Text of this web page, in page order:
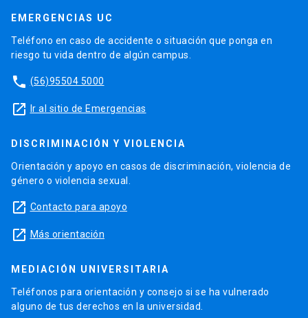
EMERGENCIAS UC
Teléfono en caso de accidente o situación que ponga en
riesgo tu vida dentro de algún campus.
phone (56)95504 5000
launch Ir al sitio de Emergencias
DISCRIMINACIÓN Y VIOLENCIA
Orientación y apoyo en casos de discriminación, violencia de
género o violencia sexual.
launch Contacto para apoyo
launch Más orientación
MEDIACIÓN UNIVERSITARIA
Teléfonos para orientación y consejo si se ha vulnerado
alguno de tus derechos en la universidad.